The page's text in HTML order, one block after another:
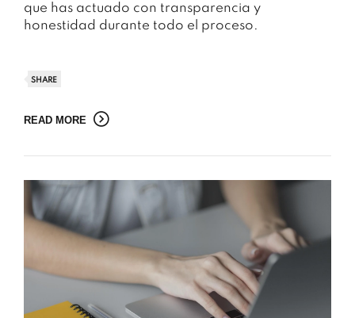
que has actuado con transparencia y
honestidad durante todo el proceso.
SHARE
READ MORE